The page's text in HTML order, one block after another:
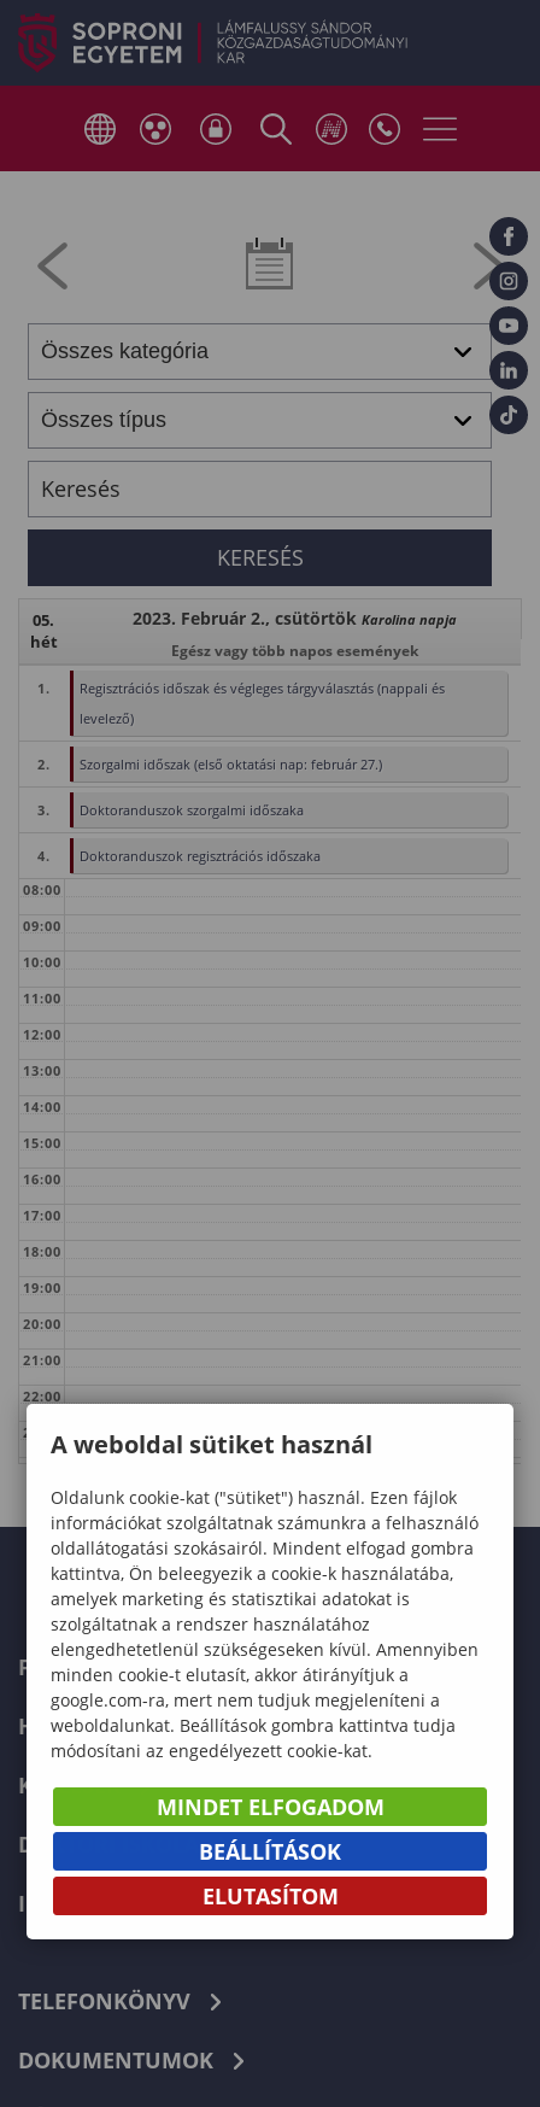
05.
hét
2023. Február 2., csütörtök Karolina napja
Egész vagy több napos események
1.
Regisztrációs időszak és végleges tárgyválasztás (nappali és
levelező)
2. Szorgalmi időszak (első oktatási nap: február 27.)
3. Doktoranduszok szorgalmi időszaka
4.
Doktoranduszok regisztrációs időszaka
08:00
09:00
10:00
11:00
12:00
13:00
14:00
15:00
16:00
17:00
18:00
19:00
20:00
21:00
22:00
23:00
FELVÉTELIZŐKNEK
HALLGATÓKNAK
KÉPZÉSEK
DOKTORI ISKOLA
INTERNATIONAL
TELEFONKÖNYV
DOKUMENTUMOK
A weboldal sütiket használ
Oldalunk cookie-kat ("sütiket") használ. Ezen fájlok
információkat szolgáltatnak számunkra a felhasználó
oldallátogatási szokásairól. Mindent elfogad gombra
kattintva, Ön beleegyezik a cookie-k használatába,
amelyek marketing és statisztikai adatokat is
szolgáltatnak a rendszer használatához
elengedhetetlenül szükségeseken kívül. Amennyiben
minden cookie-t elutasít, akkor átirányítjuk a
google.com-ra, mert nem tudjuk megjeleníteni a
weboldalunkat. Beállítások gombra kattintva tudja
módosítani az engedélyezett cookie-kat.
MINDET ELFOGADOM
BEÁLLÍTÁSOK
ELUTASÍTOM